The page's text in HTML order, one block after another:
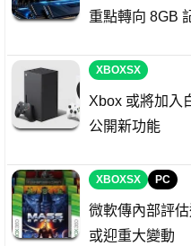
重點轉向 8GB
XBOXSX
Xbox 或將加
公開新功能
XBOXSX PC
微軟傳內部評
或迎重大變動